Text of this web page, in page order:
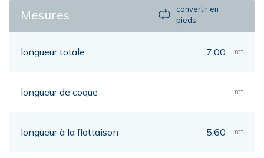
Mesures
convertir en
pieds
longueur totale 7,00 mt
longueur de coque mt
longueur à la flottaison 5,60 mt